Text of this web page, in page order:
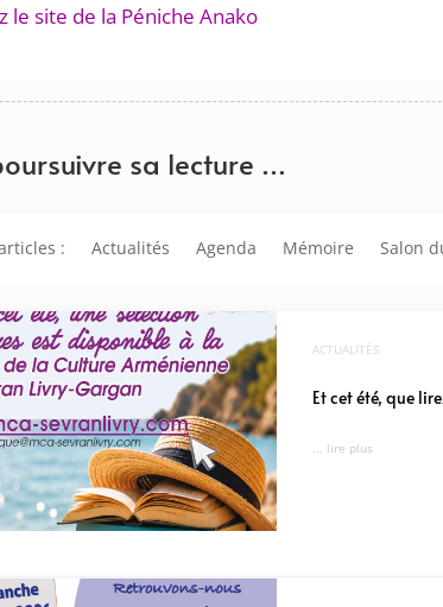
le site de la Péniche Anako
sa lecture …
: Actualités Agenda Mémoire Salon
ACTUALITÉS
Et cet été, que
... lire plus